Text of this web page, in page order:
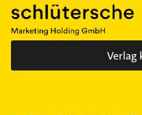
Verlag